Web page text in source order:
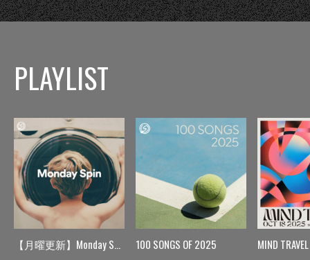
PLAYLIST
【月曜更新】Monday Spin 100 SONGS OF 2025 MIND TRAVEL